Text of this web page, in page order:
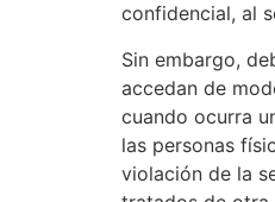
confidencial, al
Sin embargo,
accedan de
cuando ocurra
las personas
violación de la